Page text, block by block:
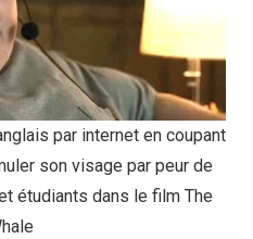
par internet en coupant
son visage par peur de
étudiants dans le film The